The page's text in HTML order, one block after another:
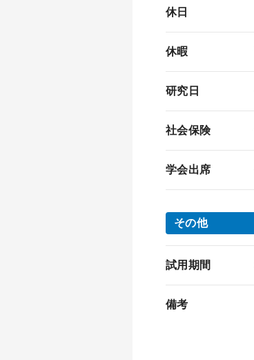
休日
休暇
研究日
社会保険
学会出席
その他
試用期間
備考